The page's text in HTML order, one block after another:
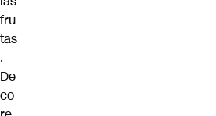
fru
tas
.
De
co